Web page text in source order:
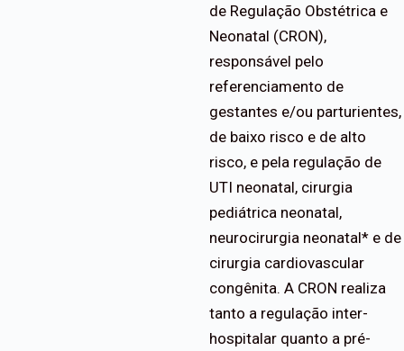
de Regulação Obstétrica e
Neonatal (CRON),
responsável pelo
referenciamento de
gestantes e/ou parturientes,
de baixo risco e de alto
risco, e pela regulação de
UTI neonatal, cirurgia
pediátrica neonatal,
neurocirurgia neonatal* e de
cirurgia cardiovascular
congênita. A CRON realiza
tanto a regulação inter-
hospitalar quanto a pré-